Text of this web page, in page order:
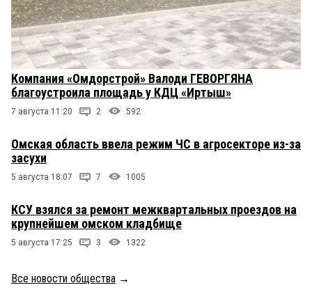
Компания «Омдорстрой» Валоди ГЕВОРГЯНА
благоустроила площадь у КДЦ «Иртыш»
7 августа 11:20 2 592
Омская область ввела режим ЧС в агросекторе из-за
засухи
5 августа 18:07 7 1005
КСУ взялся за ремонт межквартальных проездов на
крупнейшем омском кладбище
5 августа 17:25 3 1322
Все новости общества →